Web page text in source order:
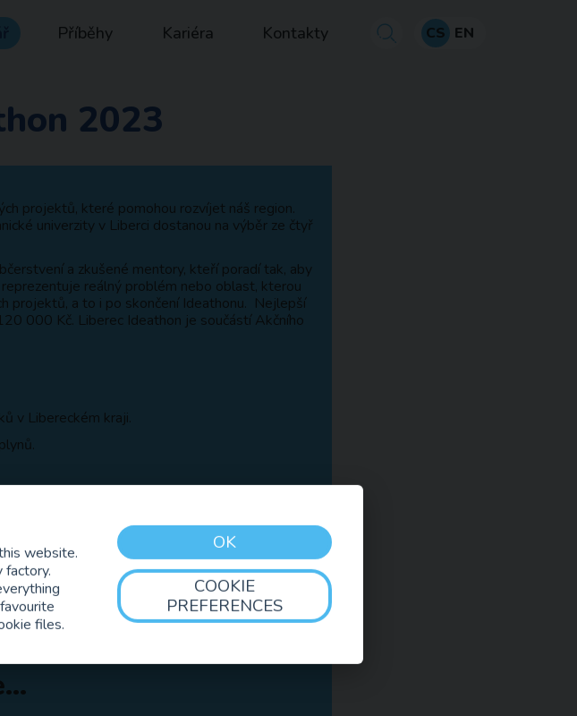
Příběhy Kariéra Kontakty CS EN
2023
projektů, které pomohou rozvíjet náš region.
univerzity v Liberci dostanou na výběr ze čtyř
a zkušené mentory, kteří poradí tak, aby
reálný problém nebo oblast, kterou
projektů, a to i po skončení Ideathonu. Nejlepší
000 Kč. Liberec Ideathon je součástí Akčního
v Libereckém kraji.
,CzechInvest a takéLipo.ink!
website.
factory.
files.
OK
COOKIE
PREFERENCES